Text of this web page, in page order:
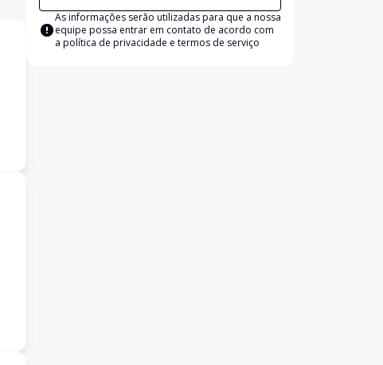
As informações serão utilizadas para que a nossa
equipe possa entrar em contato de acordo com
a política de privacidade e termos de serviço